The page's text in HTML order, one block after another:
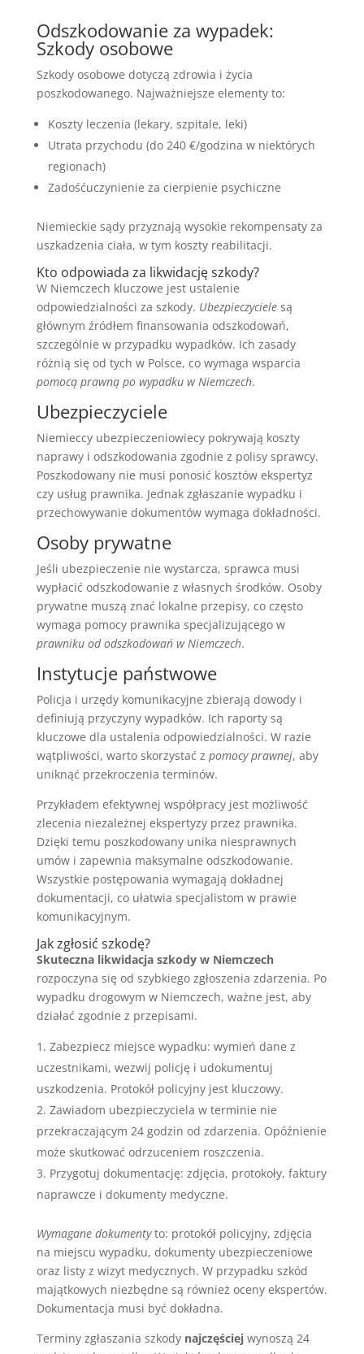
Odszkodowanie za wypadek:
Szkody osobowe
Szkody osobowe dotyczą zdrowia i życia
poszkodowanego. Najważniejsze elementy to:
Koszty leczenia (lekary, szpitale, leki)
Utrata przychodu (do 240 €/godzina w niektórych
regionach)
Zadośćuczynienie za cierpienie psychiczne
Niemieckie sądy przyznają wysokie rekompensaty za
uszkadzenia ciała, w tym koszty reabilitacji.
Kto odpowiada za likwidację szkody?
W Niemczech kluczowe jest ustalenie
odpowiedzialności za szkody. Ubezpieczycielesą
głównym źródłem finansowania odszkodowań,
szczególnie w przypadku wypadków. Ich zasady
różnią się od tych w Polsce, co wymaga wsparcia
pomocą prawną po wypadku w Niemczech.
Ubezpieczyciele
Niemieccy ubezpieczeniowiecy pokrywają koszty
naprawy i odszkodowania zgodnie z polisy sprawcy.
Poszkodowany nie musi ponosić kosztów ekspertyz
czy usług prawnika. Jednak zgłaszanie wypadku i
przechowywanie dokumentów wymaga dokładności.
Osoby prywatne
Jeśli ubezpieczenie nie wystarcza, sprawca musi
wypłacić odszkodowanie z własnych środków. Osoby
prywatne muszą znać lokalne przepisy, co często
wymaga pomocy prawnika specjalizującego w
prawniku od odszkodowań w Niemczech.
Instytucje państwowe
Policja i urzędy komunikacyjne zbierają dowody i
definiują przyczyny wypadków. Ich raporty są
kluczowe dla ustalenia odpowiedzialności. W razie
wątpliwości, warto skorzystać z pomocy prawnej, aby
uniknąć przekroczenia terminów.
Przykładem efektywnej współpracy jest możliwość
zlecenia niezależnej ekspertyzy przez prawnika.
Dzięki temu poszkodowany unika niesprawnych
umów i zapewnia maksymalne odszkodowanie.
Wszystkie postępowania wymagają dokładnej
dokumentacji, co ułatwia specjalistom w prawie
komunikacyjnym.
Jak zgłosić szkodę?
Skuteczna likwidacja szkody w Niemczech
rozpoczyna się od szybkiego zgłoszenia zdarzenia. Po
wypadku drogowym w Niemczech, ważne jest, aby
działać zgodnie z przepisami.
Zabezpiecz miejsce wypadku: wymień dane z
uczestnikami, wezwij policję i udokumentuj
uszkodzenia. Protokół policyjny jest kluczowy.
Zawiadom ubezpieczyciela w terminie nie
przekraczającym 24 godzin od zdarzenia. Opóźnienie
może skutkować odrzuceniem roszczenia.
Przygotuj dokumentację: zdjęcia, protokoły, faktury
naprawcze i dokumenty medyczne.
Wymagane dokumentyto: protokół policyjny, zdjęcia
na miejscu wypadku, dokumenty ubezpieczeniowe
oraz listy z wizyt medycznych. W przypadku szkód
majątkowych niezbędne są również oceny ekspertów.
Dokumentacja musi być dokładna.
Terminy zgłaszania szkody najczęściejwynoszą 24